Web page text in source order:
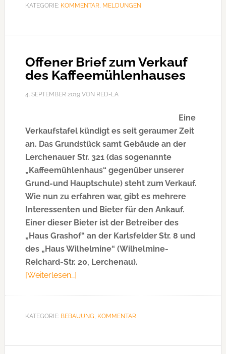
für
KATEGORIE: KOMMENTAR, MELDUNGEN
Offener Brief zum Verkauf
des Kaffeemühlenhauses
4. SEPTEMBER 2019VON RED-LA
Eine
Verkaufstafel kündigt es seit geraumer Zeit
an. Das Grundstück samt Gebäude an der
Lerchenauer Str. 321 (das sogenannte
„Kaffeemühlenhaus“ gegenüber unserer
Grund-und Hauptschule) steht zum Verkauf.
Wie nun zu erfahren war, gibt es mehrere
Interessenten und Bieter für den Ankauf.
Einer dieser Bieter ist der Betreiber des
„Haus Grashof“ an der Karlsfelder Str. 8 und
des „Haus Wilhelmine“ (Wilhelmine-
Reichard-Str. 20, Lerchenau).
[Weiterlesen…]
Verkauf
KATEGORIE: BEBAUUNG, KOMMENTAR